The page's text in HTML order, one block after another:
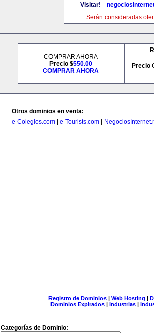
Visitar!
Serán consideradas
COMPRAR AHORA
Precio $550.00
COMPRAR AHORA
Precio
Otros dominios en venta:
e-Colegios.com
e-Tourists.com
Registro de Dominios| Web Hosting |
Dominios Expirados | Industrias |
Categorías de Dominio: